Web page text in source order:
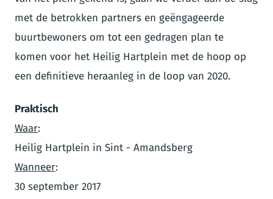
met de betrokken partners en geëngageerde
buurtbewoners om tot een gedragen plan te
komen voor het Heilig Hartplein met de hoop op
een definitieve heraanleg in de loop van 2020.
Praktisch
Waar:
Heilig Hartplein in Sint - Amandsberg
Wanneer:
30 september 2017